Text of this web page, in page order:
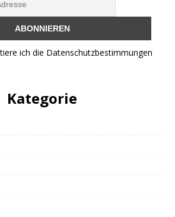
ich die Datenschutzbestimmungen
Kategorie